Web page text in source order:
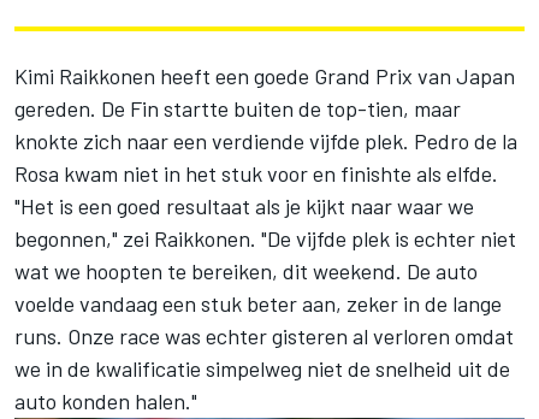
Kimi Raikkonen heeft een goede Grand Prix van Japan
gereden. De Fin startte buiten de top-tien, maar
knokte zich naar een verdiende vijfde plek. Pedro de la
Rosa kwam niet in het stuk voor en finishte als elfde.
"Het is een goed resultaat als je kijkt naar waar we
begonnen," zei Raikkonen. "De vijfde plek is echter niet
wat we hoopten te bereiken, dit weekend. De auto
voelde vandaag een stuk beter aan, zeker in de lange
runs. Onze race was echter gisteren al verloren omdat
we in de kwalificatie simpelweg niet de snelheid uit de
auto konden halen."